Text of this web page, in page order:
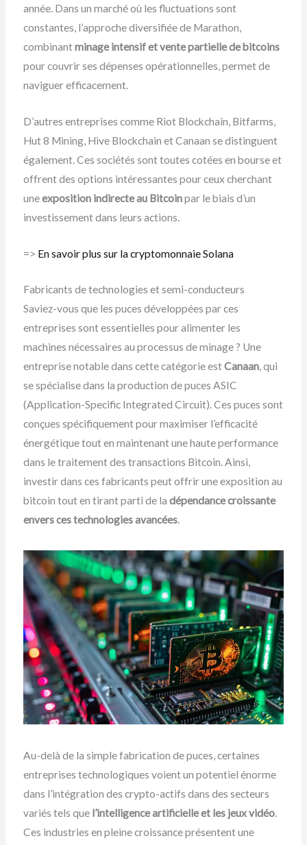
année. Dans un marché où les fluctuations sont
constantes, l’approche diversifiée de Marathon,
combinantminage intensif et vente partielle de bitcoins
pour couvrir ses dépenses opérationnelles, permet de
naviguer efficacement.
D’autres entreprises comme Riot Blockchain, Bitfarms,
Hut 8 Mining, Hive Blockchain et Canaan se distinguent
également. Ces sociétés sont toutes cotées en bourse et
offrent des options intéressantes pour ceux cherchant
uneexposition indirecte au Bitcoinpar le biais d’un
investissement dans leurs actions.
=> En savoir plus sur la cryptomonnaie Solana
Fabricants de technologies et semi-conducteurs
Saviez-vous que les puces développées par ces
entreprises sont essentielles pour alimenter les
machines nécessaires au processus de minage ? Une
entreprise notable dans cette catégorie estCanaan, qui
se spécialise dans la production de puces ASIC
(Application-Specific Integrated Circuit). Ces puces sont
conçues spécifiquement pour maximiser l’efficacité
énergétique tout en maintenant une haute performance
dans le traitement des transactions Bitcoin. Ainsi,
investir dans ces fabricants peut offrir une exposition au
bitcoin tout en tirant parti de la dépendance croissante
envers ces technologies avancées.
Au-delà de la simple fabrication de puces, certaines
entreprises technologiques voient un potentiel énorme
dans l’intégration des crypto-actifs dans des secteurs
variés tels que l’intelligence artificielle et les jeux vidéo.
Ces industries en pleine croissance présentent une